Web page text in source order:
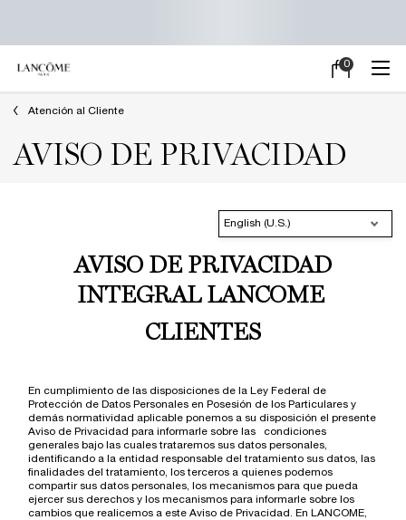
Mi
0
0 producto
Atención al Cliente
AVISO DE PRIVACIDAD
English (U.S.)
AVISO DE PRIVACIDAD
INTEGRAL LANCOME
CLIENTES
En cumplimiento de las disposiciones de la Ley Federal de
Protección de Datos Personales en Posesión de los Particulares y
demás normatividad aplicable ponemos a su disposición el presente
Aviso de Privacidad para informarle sobre las condiciones
generales bajo las cuales trataremos sus datos personales,
identificando a la entidad responsable del tratamiento sus datos, las
finalidades del tratamiento, los terceros a quienes podemos
compartir sus datos personales, los mecanismos para que pueda
ejercer sus derechos y los mecanismos para informarle sobre los
cambios que realicemos a este Aviso de Privacidad. En LANCOME,